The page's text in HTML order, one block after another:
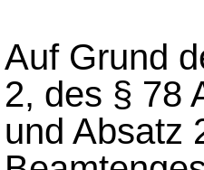
Auf Grund
2, des § 78
und Absatz